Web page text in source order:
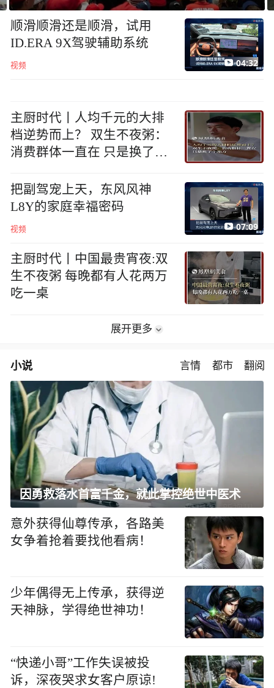
顺滑顺滑还是顺滑，试用
ID.ERA 9X驾驶辅助系统
视频 04:32
主厨时代丨人均千元的大排
档逆势而上？ 双生不夜粥：
消费群体一直在 只是换了个
把副驾宠上天，东风风神
L8Y的家庭幸福密码
视频 07:09
主厨时代丨中国最贵宵夜:双
生不夜粥 每晚都有人花两万
吃一桌
展开更多
小说 言情 都市 翻阅
因勇救落水首富千金，就此掌控绝世中医术
意外获得仙尊传承，各路美
女争着抢着要找他看病！
少年偶得无上传承，获得逆
天神脉，学得绝世神功！
“快递小哥”工作失误被投
诉，深夜哭求女客户原谅!